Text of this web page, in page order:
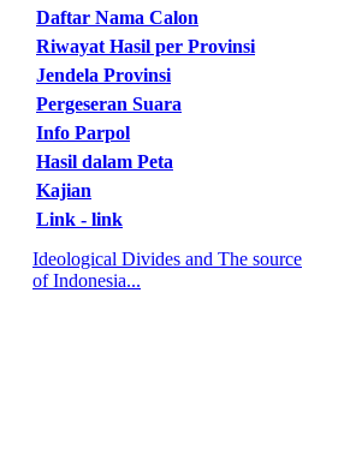
Daftar Nama Calon
Riwayat Hasil per Provinsi
Jendela Provinsi
Pergeseran Suara
Info Parpol
Hasil dalam Peta
Kajian
Link - link
Ideological Divides and The source
of Indonesia...